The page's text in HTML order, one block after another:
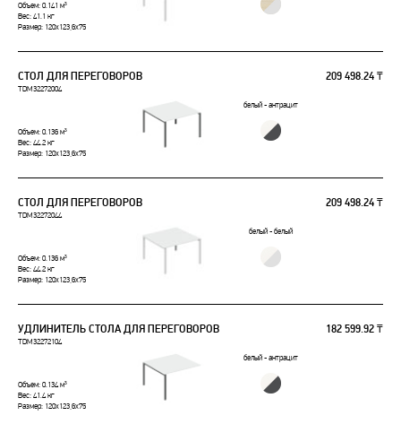
Объем: 0.141 м³
Вес: 41.1 кг
Размер: 120x123,6x75
СТОЛ ДЛЯ ПЕРЕГОВОРОВ 209 498.24 ₸
TDM32272004
белый - антрацит
Объем: 0.136 м³
Вес: 44.2 кг
Размер: 120x123,6x75
СТОЛ ДЛЯ ПЕРЕГОВОРОВ 209 498.24 ₸
TDM32272044
белый - белый
Объем: 0.136 м³
Вес: 44.2 кг
Размер: 120x123,6x75
УДЛИНИТЕЛЬ СТОЛА ДЛЯ ПЕРЕГОВОРОВ 182 599.92 ₸
TDM32272104
белый - антрацит
Объем: 0.134 м³
Вес: 41.4 кг
Размер: 120x123,6x75